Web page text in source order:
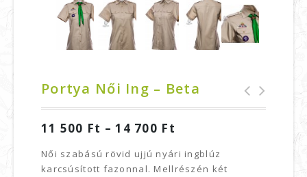
Portya Női Ing – Beta
11 500 Ft –14 700 Ft
Női szabású rövid ujjú nyári ingblúz
karcsúsított fazonnal. Mellrészén két